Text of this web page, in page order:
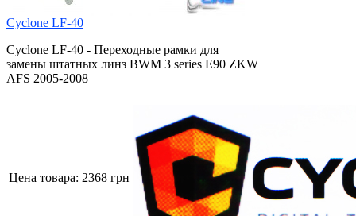
Cyclone LF-40
Cyclone LF-40 - Переходные рамки для
замены штатных линз BWM 3 series E90 ZKW
AFS 2005-2008
Цена товара: 2368 грн